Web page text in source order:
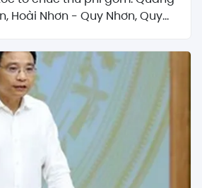
Hoài Nhơn - Quy Nhơn, Quy...